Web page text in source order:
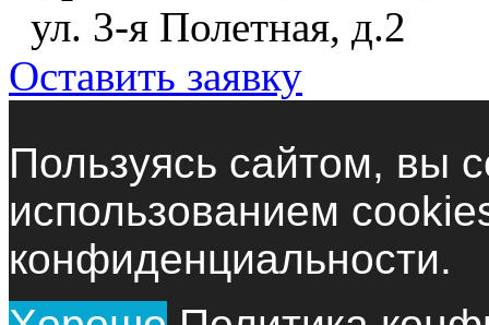
ул. 3-я Полетная, д.2
Оставить заявку
Пользуясь сайтом, вы
использованием
конфиденциальности.